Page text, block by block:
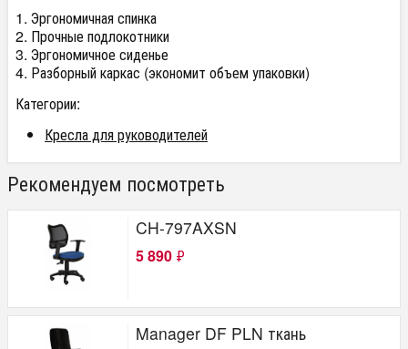
1. Эргономичная спинка
2. Прочные подлокотники
3. Эргономичное сиденье
4. Разборный каркас (экономит объем упаковки)
Категории:
Кресла для руководителей
Рекомендуем посмотреть
CH-797AXSN
5 890 ₽
Manager DF PLN ткань